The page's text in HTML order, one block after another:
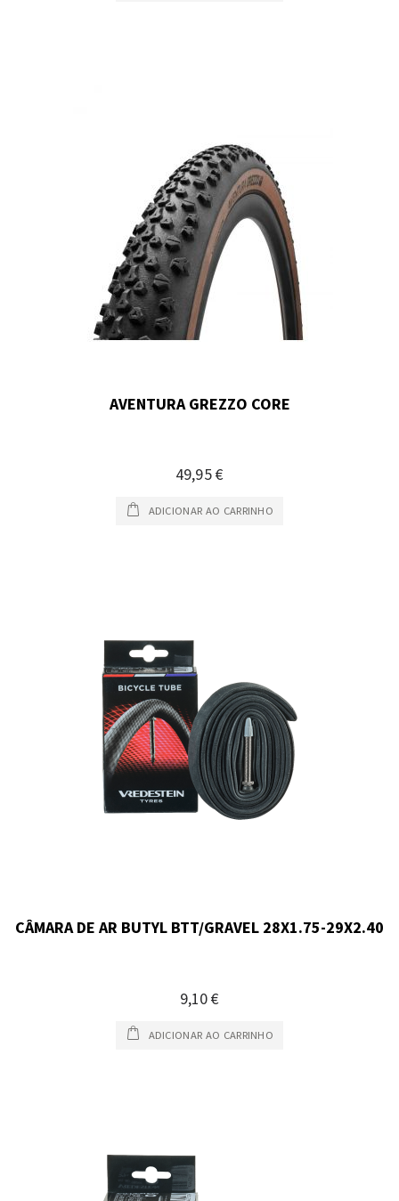
AVENTURA GREZZO CORE
49,95 €
ADICIONAR AO CARRINHO
CÂMARA DE AR BUTYL BTT/GRAVEL 28X1.75-29X2.40
9,10 €
ADICIONAR AO CARRINHO